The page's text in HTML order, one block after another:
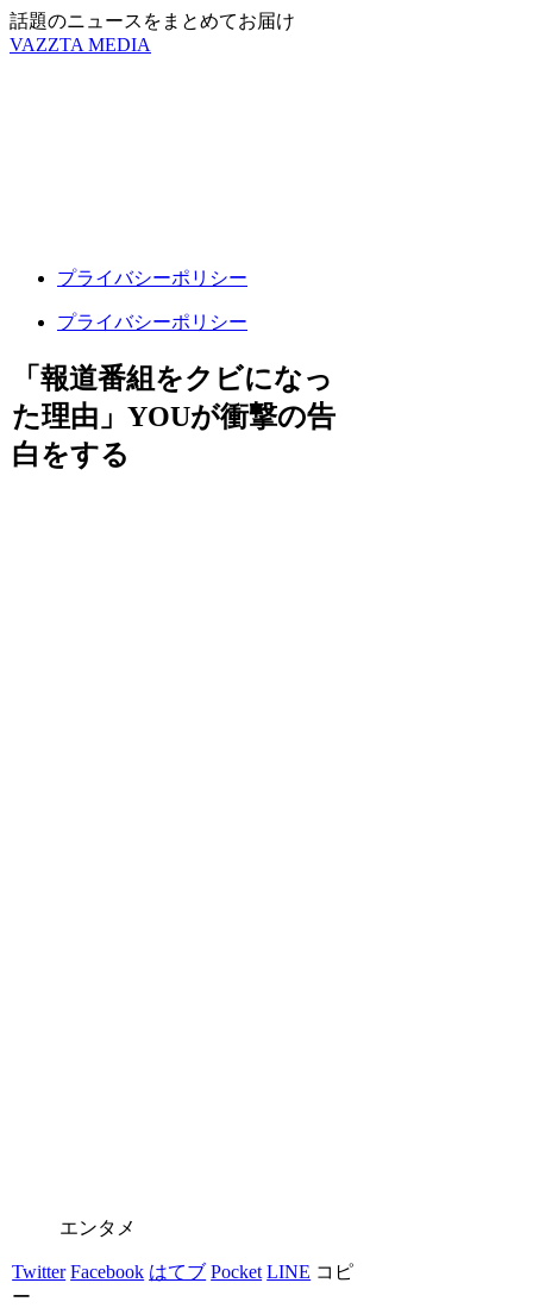
話題のニュースをまとめてお届け
VAZZTA MEDIA
プライバシーポリシー
プライバシーポリシー
「報道番組をクビになっ
た理由」YOUが衝撃の告
白をする
エンタメ
Twitter Facebook はてブ Pocket LINE コピ
ー